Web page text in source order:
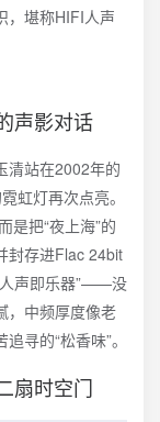
，堪称HIFI人声
声影对话
清站在2002年的
虹灯再次点亮。
是把“夜上海”的
封存进Flac 24bit
人声即乐器”——没
，中频厚度像老
寻的“松香味”。
扇时空门